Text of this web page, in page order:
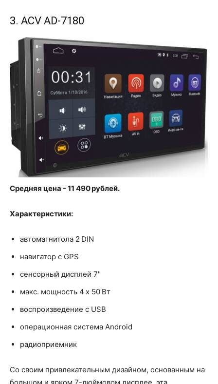
3. ACV AD-7180
Средняя цена - 11 490 рублей.
Характеристики:
автомагнитола 2 DIN
навигатор с GPS
сенсорный дисплей 7"
макс. мощность 4 x 50 Вт
воспроизведение с USB
операционная система Android
радиоприемник
Со своим привлекательным дизайном, основанным на
большом и ярком 7-дюймовом дисплее, эта